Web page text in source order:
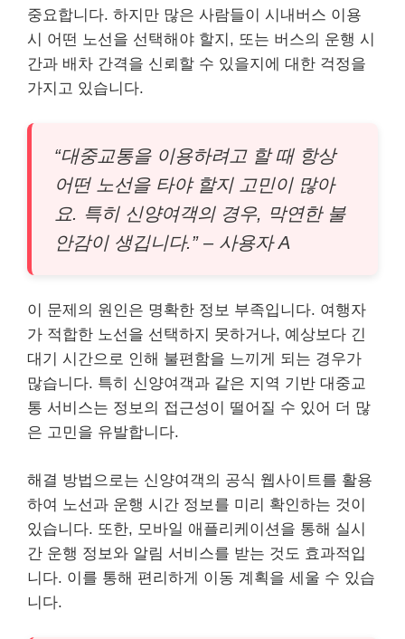
중요합니다. 하지만 많은 사람들이 시내버스 이용
시 어떤 노선을 선택해야 할지, 또는 버스의 운행 시
간과 배차 간격을 신뢰할 수 있을지에 대한 걱정을
가지고 있습니다.
“대중교통을 이용하려고 할 때 항상
어떤 노선을 타야 할지 고민이 많아
요. 특히 신양여객의 경우, 막연한 불
안감이 생깁니다.” – 사용자 A
이 문제의 원인은 명확한 정보 부족입니다. 여행자
가 적합한 노선을 선택하지 못하거나, 예상보다 긴
대기 시간으로 인해 불편함을 느끼게 되는 경우가
많습니다. 특히 신양여객과 같은 지역 기반 대중교
통 서비스는 정보의 접근성이 떨어질 수 있어 더 많
은 고민을 유발합니다.
해결 방법으로는 신양여객의 공식 웹사이트를 활용
하여 노선과 운행 시간 정보를 미리 확인하는 것이
있습니다. 또한, 모바일 애플리케이션을 통해 실시
간 운행 정보와 알림 서비스를 받는 것도 효과적입
니다. 이를 통해 편리하게 이동 계획을 세울 수 있습
니다.